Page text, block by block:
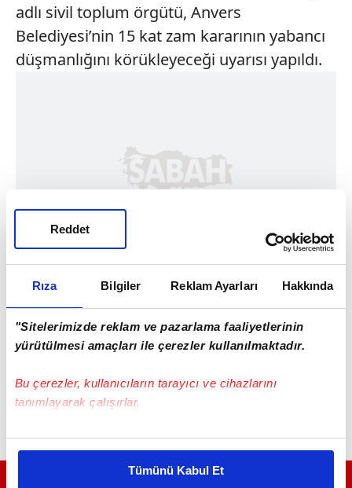
Rıza Bilgiler Reklam Ayarları Hakkında
"Sitelerimizde reklam ve pazarlama faaliyetlerinin
yürütülmesi amaçları ile çerezler kullanılmaktadır.
Bu çerezler, kullanıcıların tarayıcı ve cihazlarını
tanımlayarak çalışırlar.
Bu çerezlere izin vermeniz halinde sizlere özel
daha iyi reklam deneyimi yaşatabiliriz. Bunu yaparken
Tümünü Kabul Et
Reddet
adlı sivil toplum örgütü, Anvers
Belediyesi’nin 15 kat zam kararının yabancı
düşmanlığını körükleyeceği uyarısı yapıldı.
GÜNÜN EN ÖNEMLİ MANŞETLERİ İÇİN TIKLAYIN